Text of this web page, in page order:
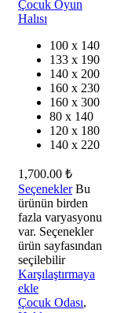
100 x 140
133 x 190
140 x 200
160 x 230
160 x 300
80 x 140
120 x 180
140 x 220
1,700.00 ₺
Seçenekler Bu
ürünün birden
fazla varyasyonu
var. Seçenekler
ürün sayfasından
seçilebilir
Karşılaştırmaya
ekle
Çocuk Odası,